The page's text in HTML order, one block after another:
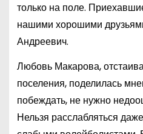
только на поле.
нашими хорошими
Андреевич.
Любовь Макарова,
поселения, поделилась
побеждать, не нужно
Нельзя расслабляться